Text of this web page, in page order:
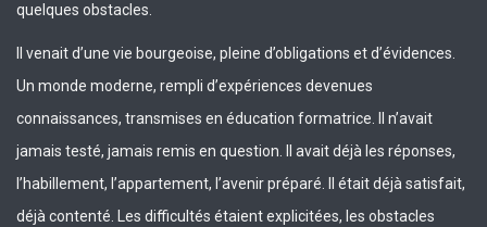
quelques obstacles.
Il venait d’une vie bourgeoise, pleine d’obligations et d’évidences.
Un monde moderne, rempli d’expériences devenues
connaissances, transmises en éducation formatrice. Il n’avait
jamais testé, jamais remis en question. Il avait déjà les réponses,
l’habillement, l’appartement, l’avenir préparé. Il était déjà satisfait,
déjà contenté. Les difficultés étaient explicitées, les obstacles